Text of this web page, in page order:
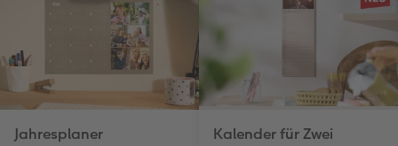
Jahresplaner Kalender für Zwei